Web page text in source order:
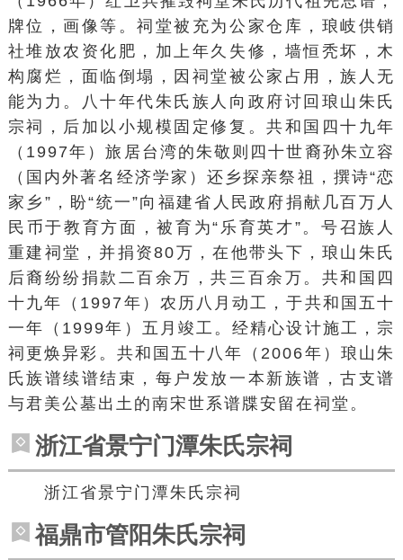
牌位，画像等。祠堂被充为公家仓库，琅岐供销
社堆放农资化肥，加上年久失修，墙恒秃坏，木
构腐烂，面临倒塌，因祠堂被公家占用，族人无
能为力。八十年代朱氏族人向政府讨回琅山朱氏
宗祠，后加以小规模固定修复。共和国四十九年
（1997年）旅居台湾的朱敬则四十世裔孙朱立容
（国内外著名经济学家）还乡探亲祭祖，撰诗“恋
家乡”，盼“统一”向 福建省人民政府捐献几百万人
民币于教育方面，被育为“乐育英才”。号召族人
重建祠堂，并捐资80万，在他带头下，琅山朱氏
后裔纷纷捐款二百余万，共三百余万。共和国四
十九年（1997年）农历八月动工，于共和国五十
一年（1999年）五月竣工。经精心设计施工，宗
祠更焕异彩。共和国五十八年（2006年）琅山朱
氏族谱续谱结束，每户发放一本新族谱，古支谱
与君美公墓出土的南宋世系谱牒安留在祠堂。
浙江省景宁门潭朱氏宗祠
浙江省景宁门潭朱氏宗祠
福鼎市管阳朱氏宗祠